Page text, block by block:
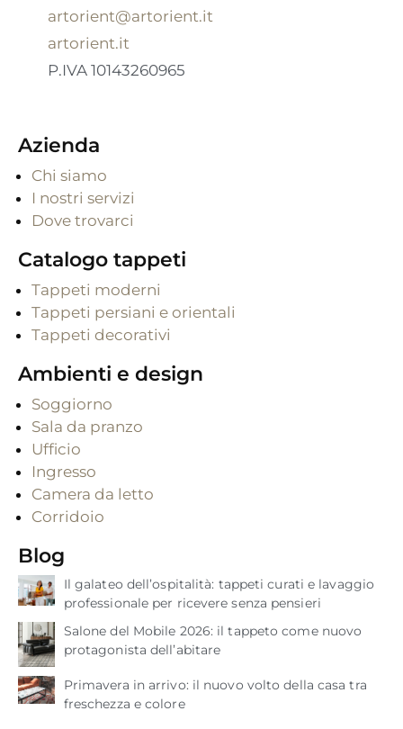
artorient@artorient.it
artorient.it
P.IVA 10143260965
Azienda
Chi siamo
I nostri servizi
Dove trovarci
Catalogo tappeti
Tappeti moderni
Tappeti persiani e orientali
Tappeti decorativi
Ambienti e design
Soggiorno
Sala da pranzo
Ufficio
Ingresso
Camera da letto
Corridoio
Blog
Il galateo dell’ospitalità: tappeti curati e lavaggio
professionale per ricevere senza pensieri
Salone del Mobile 2026: il tappeto come nuovo
protagonista dell’abitare
Primavera in arrivo: il nuovo volto della casa tra
freschezza e colore